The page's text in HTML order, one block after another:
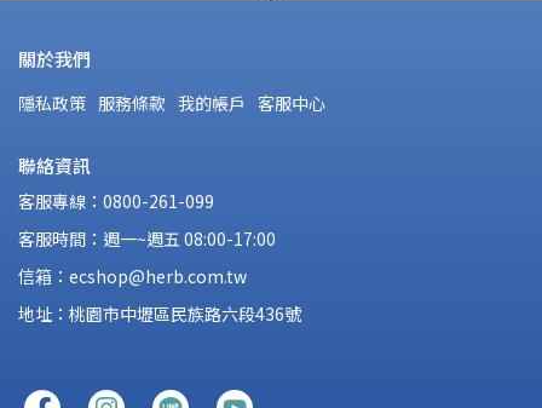
關於我們
隱私政策 服務條款 我的帳戶 客服中心
聯絡資訊
客服專線：0800-261-099
客服時間：週一~週五 08:00-17:00
信箱：ecshop@herb.com.tw
地址：桃園市中壢區民族路六段436號